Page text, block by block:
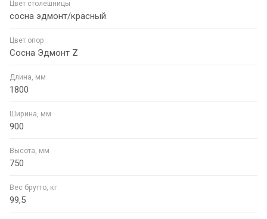
Цвет столешницы
сосна эдмонт/красный
Цвет опор
Сосна Эдмонт Z
Длина, мм
1800
Ширина, мм
900
Высота, мм
750
Вес брутто, кг
99,5